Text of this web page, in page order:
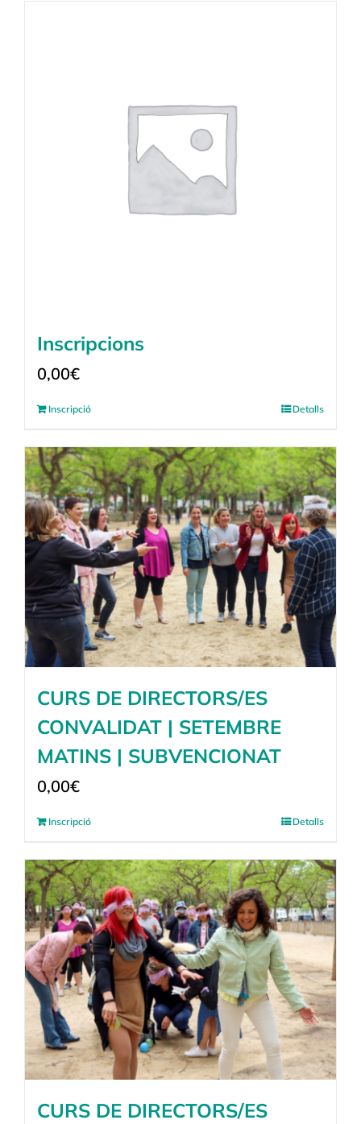
Inscripcions
0,00€
Inscripció Detalls
CURS DE DIRECTORS/ES
CONVALIDAT | SETEMBRE
MATINS | SUBVENCIONAT
0,00€
Inscripció Detalls
CURS DE DIRECTORS/ES